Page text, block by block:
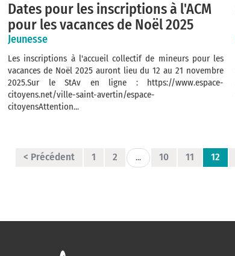
Dates pour les inscriptions à l'ACM
pour les vacances de Noël 2025
Jeunesse
Les inscriptions à l'accueil collectif de mineurs pour les
vacances de Noël 2025 auront lieu du 12 au 21 novembre
2025.Sur le StAv en ligne : https://www.espace-
citoyens.net/ville-saint-avertin/espace-
citoyensAttention...
< Précédent 1 2 ... 10 11 12